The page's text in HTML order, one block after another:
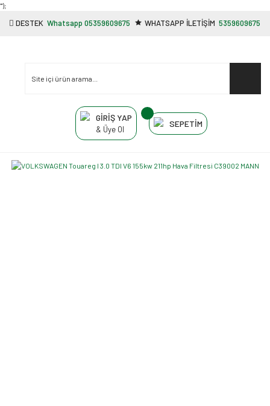
"');
DESTEK Whatsapp 05359609675 WHATSAPP İLETİŞİM 5359609675
GİRİŞ YAP
& Üye Ol
SEPETİM